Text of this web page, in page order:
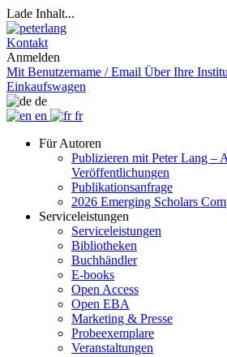
Lade Inhalt...
Kontakt
Anmelden
Mit Benutzername / Email Über Ihre
Einkaufswagen
de
en
fr
Für Autoren
Publizieren mit Peter Lang –
Veröffentlichungen
Publikationsanfrage
2026 Emerging Scholars
Serviceleistungen
Serviceleistungen
Bibliotheken
Buchhändler
E-books
Open Access
Open EBA
Marketing & Presse
Probeexemplare
Veranstaltungen